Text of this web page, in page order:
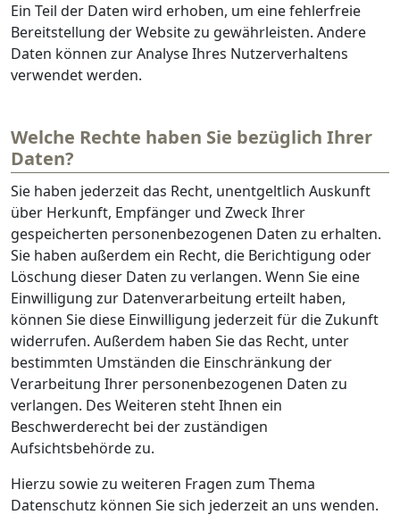
Ein Teil der Daten wird erhoben, um eine fehlerfreie
Bereitstellung der Website zu gewährleisten. Andere
Daten können zur Analyse Ihres Nutzerverhaltens
verwendet werden.
Welche Rechte haben Sie bezüglich Ihrer
Daten?
Sie haben jederzeit das Recht, unentgeltlich Auskunft
über Herkunft, Empfänger und Zweck Ihrer
gespeicherten personenbezogenen Daten zu erhalten.
Sie haben außerdem ein Recht, die Berichtigung oder
Löschung dieser Daten zu verlangen. Wenn Sie eine
Einwilligung zur Datenverarbeitung erteilt haben,
können Sie diese Einwilligung jederzeit für die Zukunft
widerrufen. Außerdem haben Sie das Recht, unter
bestimmten Umständen die Einschränkung der
Verarbeitung Ihrer personenbezogenen Daten zu
verlangen. Des Weiteren steht Ihnen ein
Beschwerderecht bei der zuständigen
Aufsichtsbehörde zu.
Hierzu sowie zu weiteren Fragen zum Thema
Datenschutz können Sie sich jederzeit an uns wenden.